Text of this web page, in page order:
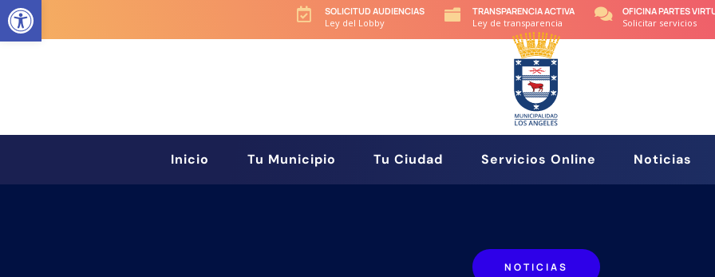

SOLICITUD AUDIENCIAS
Ley del Lobby

TRANSPARENCIA ACTIVA
Ley de transparencia

OFICINA PARTES
Solicitar servicios
Inicio Tu Municipio Tu Ciudad Servicios Online Noticias
NOTICIAS